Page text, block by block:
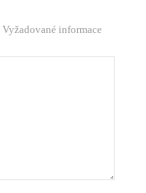
Vyžadované informace